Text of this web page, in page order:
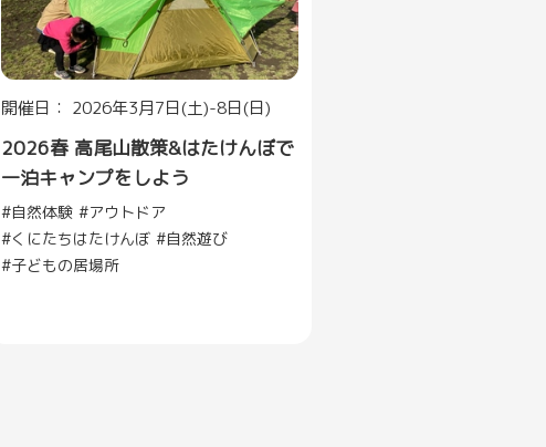
開催日： 2026年3月7日(土)-8日(日)
2026春 高尾山散策&はたけんぼで
一泊キャンプをしよう
自然体験
アウトドア
くにたちはたけんぼ
自然遊び
子どもの居場所